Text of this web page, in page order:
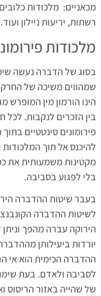
מכאניים: מלכודות
רשתות, יריעות ניילון ועוד.
מלכודות
בסוג של הדברה נעשה
שמהווים משיכה של
הינו הורמון מין המופרש
בין הזכרים לנקבות. לכל
פירומונים סינטטיים
להיכנס אל תוך
מקטינות משמעותית את
בלי לפגוע בסביבה.
בעבר שיטות ההדברה
לשיטות ההדברה
הירוקה עברה מהפך וניתן
יורדות ביעילותן
ההדברה הכימית הוא אי
לסביבה ולאדם. בעת
של שהייה באזור הריסוס